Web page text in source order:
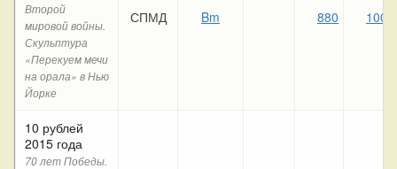
Второй
мировой войны.
Скульптура
«Перекуем мечи
на орала» в Нью
Йорке
СПМД Bm 880 100
10 рублей
2015 года
70 лет Победы.